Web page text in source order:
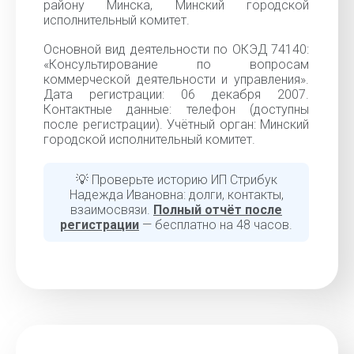
району Минска, Минский городской
исполнительный комитет.
Основной вид деятельности по ОКЭД 74140:
«Консультирование по вопросам
коммерческой деятельности и управления».
Дата регистрации: 06 декабря 2007.
Контактные данные: телефон (доступны
после регистрации). Учётный орган: Минский
городской исполнительный комитет.
💡 Проверьте историю ИП Стрибук
Надежда Ивановна: долги, контакты,
взаимосвязи. Полный отчёт после
регистрации — бесплатно на 48 часов.